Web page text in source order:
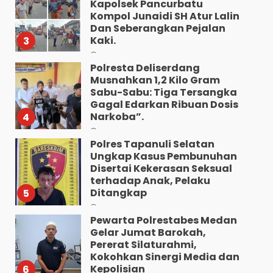
3
Kapolsek Pancurbatu
Kompol Junaidi SH Atur Lalin
Dan Seberangkan Pejalan
Kaki.
4
Polresta Deliserdang
Musnahkan 1,2 Kilo Gram
Sabu-Sabu: Tiga Tersangka
Gagal Edarkan Ribuan Dosis
Narkoba”.
5
Polres Tapanuli Selatan
Ungkap Kasus Pembunuhan
Disertai Kekerasan Seksual
terhadap Anak, Pelaku
Ditangkap
6
Pewarta Polrestabes Medan
Gelar Jumat Barokah,
Pererat Silaturahmi,
Kokohkan Sinergi Media dan
Kepolisian